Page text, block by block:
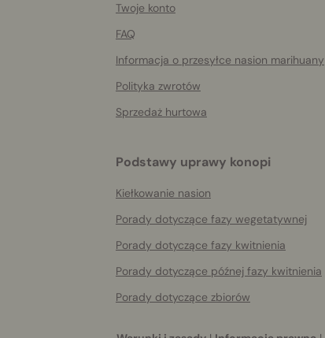
Twoje konto
FAQ
Informacja o przesyłce nasion marihuany
Polityka zwrotów
Sprzedaż hurtowa
Podstawy uprawy konopi
Kiełkowanie nasion
Porady dotyczące fazy wegetatywnej
Porady dotyczące fazy kwitnienia
Porady dotyczące późnej fazy kwitnienia
Porady dotyczące zbiorów